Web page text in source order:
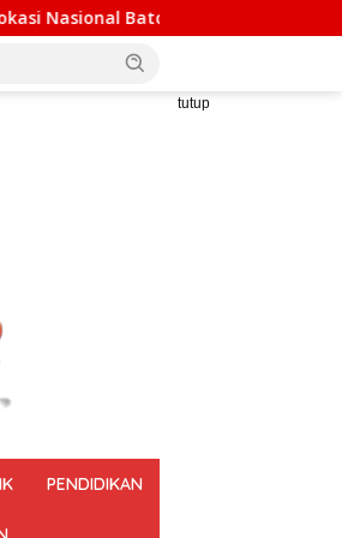
Ajak Masyarakat
tutup
PENDIDIKAN